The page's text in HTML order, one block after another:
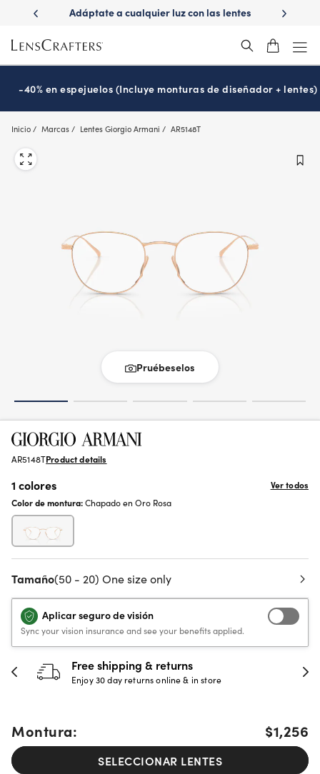
main
content
con
Adáptate a cualquier luz con las lentes
¿Es
-40% en espejuelos (Incluye monturas de diseñador + lentes)
Inicio Marcas Lentes Giorgio Armani AR5148T
Pruébeselos
AR5148TProduct details
1 colores
Ver todos
Color de montura:Chapado en Oro Rosa
Tamaño(50 - 20) One size only
Aplicar seguro de visión
Sync your vision insurance and see your benefits applied.
Free shipping & returns
Enjoy 30 day returns online & in store
Montura: $1,256
SELECCIONAR LENTES